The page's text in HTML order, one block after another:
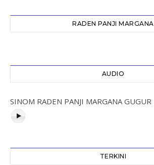
RADEN PANJI MARGANA
AUDIO
SINOM RADEN PANJI MARGANA GUGUR
TERKINI